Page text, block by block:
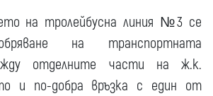
на тролейбусна линия №3 се
на транспортната
отделните части на ж.к.
и по-добра връзка с един от